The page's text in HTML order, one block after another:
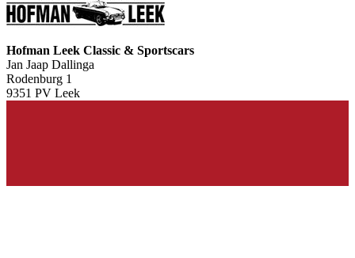
Hofman Leek Classic & Sportscars
Jan Jaap Dallinga
Rodenburg 1
9351 PV Leek